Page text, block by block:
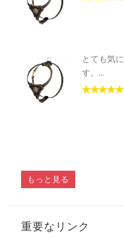
とても気
す。...
もっと見る
重要なリンク